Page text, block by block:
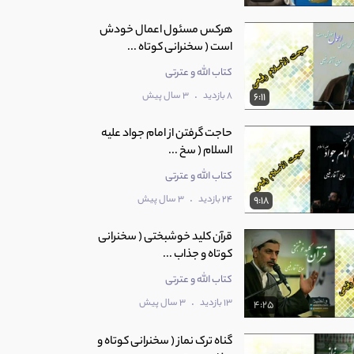
6:11
هرکس مسئول اعمال خودش
است ( سخنرانی کوتاه ...
کتاب الله و عترتی
8 بازدید . 3 سال پیش
9:18
حاجت گرفتن از امام جواد علیه
السلام ( سخ ...
کتاب الله و عترتی
24 بازدید . 3 سال پیش
4:25
قرآن کلید خوشبختی ( سخنرانی
کوتاه و جذاب ...
کتاب الله و عترتی
13 بازدید . 3 سال پیش
گناه ترک نماز ( سخنرانی کوتاه و